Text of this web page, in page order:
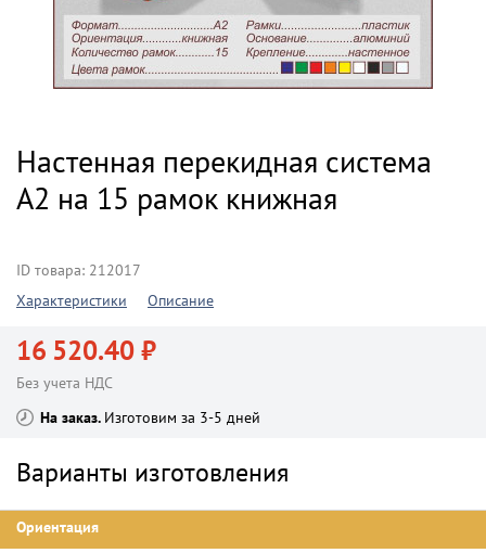
Настенная перекидная система
А2 на 15 рамок книжная
ID товара: 212017
Характеристики
Описание
16 520.40 ₽
Без учета НДС
На заказ Изготовим за 3-5 дней
Варианты изготовления
Ориентация